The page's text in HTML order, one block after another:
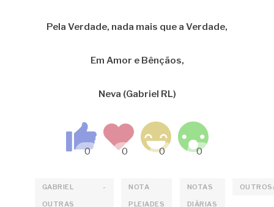
Pela Verdade, nada mais que a Verdade,
Em Amor e Bênçãos,
Neva (Gabriel RL)
GABRIEL -
OUTRAS
NOTA
PLEIADES
NOTAS
DIÁRIAS